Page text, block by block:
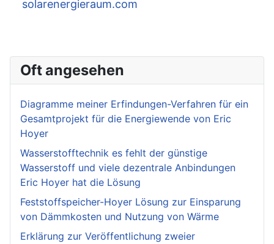
solarenergieraum.com
Oft angesehen
Diagramme meiner Erfindungen-Verfahren für ein
Gesamtprojekt für die Energiewende von Eric
Hoyer
Wasserstofftechnik es fehlt der günstige
Wasserstoff und viele dezentrale Anbindungen
Eric Hoyer hat die Lösung
Feststoffspeicher-Hoyer Lösung zur Einsparung
von Dämmkosten und Nutzung von Wärme
Erklärung zur Veröffentlichung zweier